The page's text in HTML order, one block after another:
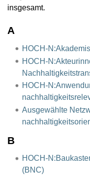
insgesamt.
A
HOCH-
HOCH-
HOCH-
Ausgewählte
B
HOCH-
(BNC)